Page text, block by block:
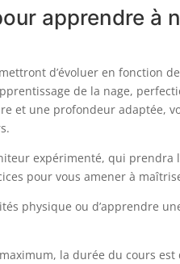
apprendre à
d’évoluer en fonction
de la nage,
et une profondeur adaptée,
expérimenté, qui prendra
pour vous amener à
physique ou d’apprendre
la durée du cours est